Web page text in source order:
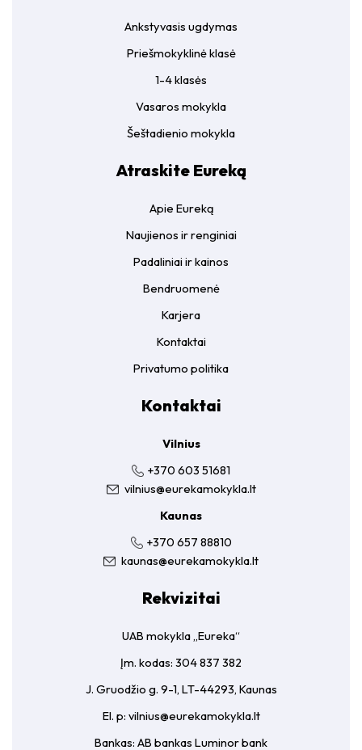
Ankstyvasis ugdymas
Priešmokyklinė klasė
1-4 klasės
Vasaros mokykla
Šeštadienio mokykla
Atraskite Eureką
Apie Eureką
Naujienos ir renginiai
Padaliniai ir kainos
Bendruomenė
Karjera
Kontaktai
Privatumo politika
Kontaktai
Vilnius
+370 603 51681
vilnius@eurekamokykla.lt
Kaunas
+370 657 88810
kaunas@eurekamokykla.lt
Rekvizitai
UAB mokykla „Eureka“
Įm. kodas: 304 837 382
J. Gruodžio g. 9-1, LT-44293, Kaunas
El. p: vilnius@eurekamokykla.lt
Bankas: AB bankas Luminor bank